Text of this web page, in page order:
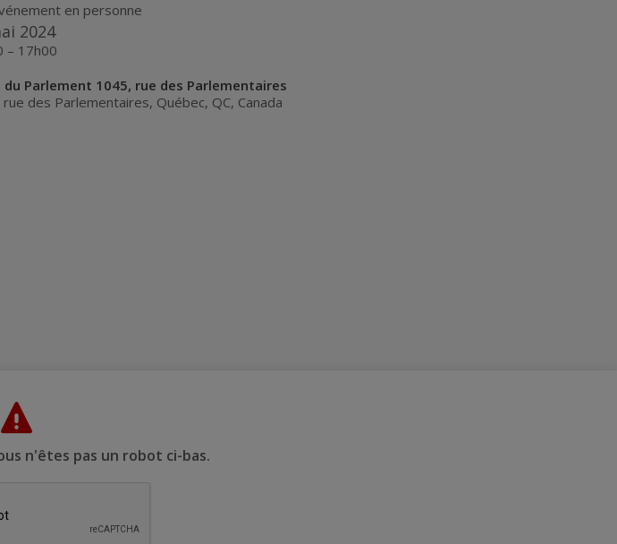
en personne
2024
– 17h00
Parlement 1045, rue des Parlementaires
rue des Parlementaires, Québec, QC, Canada
n'êtes pas un robot ci-bas.